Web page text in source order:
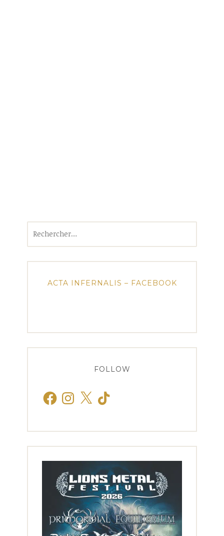
ACTA INFERNALIS – FACEBOOK
FOLLOW
FacebookInstagram
X TikTok